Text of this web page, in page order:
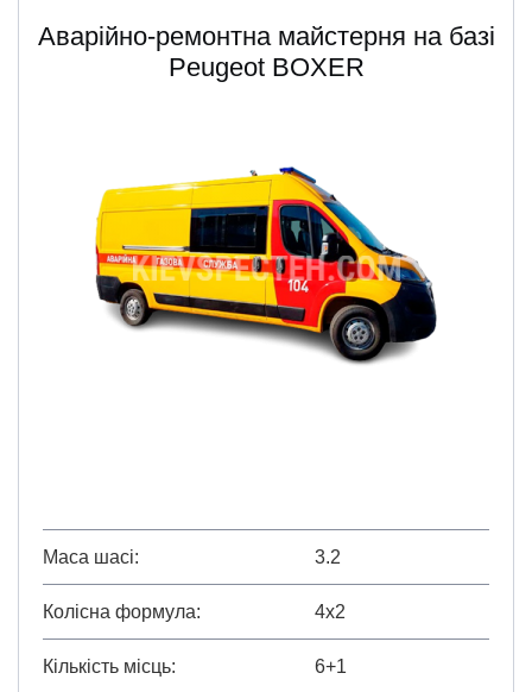
Аварійно-ремонтна майстерня на базі
Peugeot BOXER
Маса шасі 3.2
Колісна формула 4х2
Кількість місць 6+1